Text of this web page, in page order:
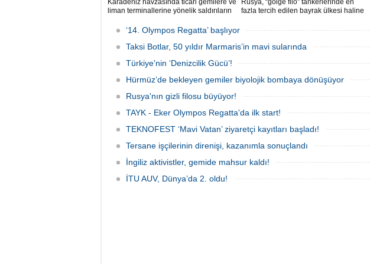
Karadeniz havzasında ticari gemilere ve
liman terminallerine yönelik saldırıların
sekteye uğrattı. Risk artışıyla birlikte
ortalama petrol tankeri maliyetleri 300
bin doları aşarken, savaş sigortası
fiyatlarında yüzde 50’yi geçen
Rusya, “gölge filo” tankerlerinde en
fazla tercih edilen bayrak ülkesi haline
birlikte çok sayıda tanker Rus bayrağına
yaptırımlarının uygulanması açısından
‘14. Olympos Regatta’ başlıyor
Taksi Botlar, 50 yıldır Marmaris’in mavi sularında
Türkiye'nin ‘Denizcilik Gücü’!
Hürmüz’de bekleyen gemiler biyolojik bombaya dönüşüyor
Rusya'nın gizli filosu büyüyor!
TAYK - Eker Olympos Regatta'da ilk start!
TEKNOFEST ‘Mavi Vatan’ ziyaretçi kayıtları başladı!
Tersane işçilerinin direnişi, kazanımla sonuçlandı
İngiliz aktivistler, gemide mahsur kaldı!
İTU AUV, Dünya’da 2. oldu!